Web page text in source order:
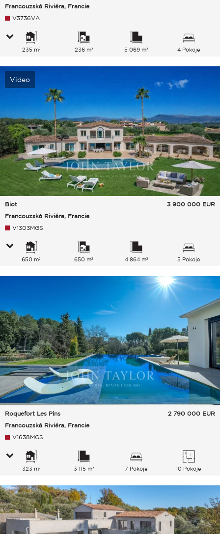
Francouzská Riviéra, Francie
V3736VA
235 m² 236 m² 5 069 m² 4 Pokoje
Video
Biot
Francouzská Riviéra, Francie
3 900 000 EUR
V1303MGS
650 m² 650 m² 4 864 m² 5 Pokoje
Roquefort Les Pins
Francouzská Riviéra, Francie
2 790 000 EUR
V1638MGS
323 m² 3 115 m² 7 Pokoje 10 Pokoje